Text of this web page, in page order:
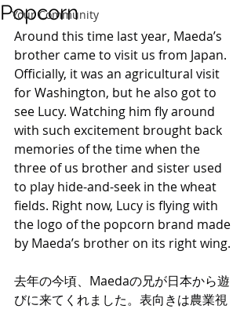
Your Community
Popcorn
Around this time last year, Maeda’s
brother came to visit us from Japan.
Officially, it was an agricultural visit
for Washington, but he also got to
see Lucy. Watching him fly around
with such excitement brought back
memories of the time when the
three of us brother and sister used
to play hide-and-seek in the wheat
fields. Right now, Lucy is flying with
the logo of the popcorn brand made
by Maeda’s brother on its right wing.
去年の今頃、Maedaの兄が日本から遊
びに来てくれました。表向きは農業視